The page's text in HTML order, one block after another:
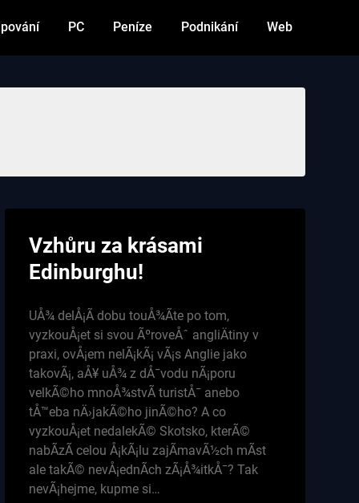
PC Peníze Podnikání Web
Vzhůru za krásami
Edinburghu!
UÅ¾ delÅ¡Ã­ dobu touÅ¾Ã­te po tom,
vyzkouÅ¡et si svou ÃºroveÅˆ angliÄtiny v
praxi, ovÅ¡em nelÃ¡kÃ¡ vÃ¡s Anglie jako
takovÃ¡, aÅ¥ uÅ¾ z dÅ¯vodu nÃ¡poru
velkÃ©ho mnoÅ¾stvÃ­ turistÅ¯ anebo
tÅ™eba nÄ›jakÃ©ho jinÃ©ho? A co
vyzkouÅ¡et nedalekÃ© Skotsko, kterÃ©
nabÃ­zÃ­ celou Å¡kÃ¡lu zajÃ­mavÃ½ch mÃ­st
ale takÃ© nevÅ¡ednÃ­ch zÃ¡Å¾itkÅ¯? Tak
nevÃ¡hejme, kupme si…